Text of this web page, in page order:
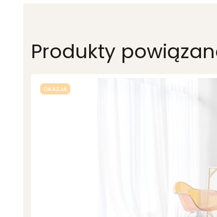
Produkty
OKAZJA